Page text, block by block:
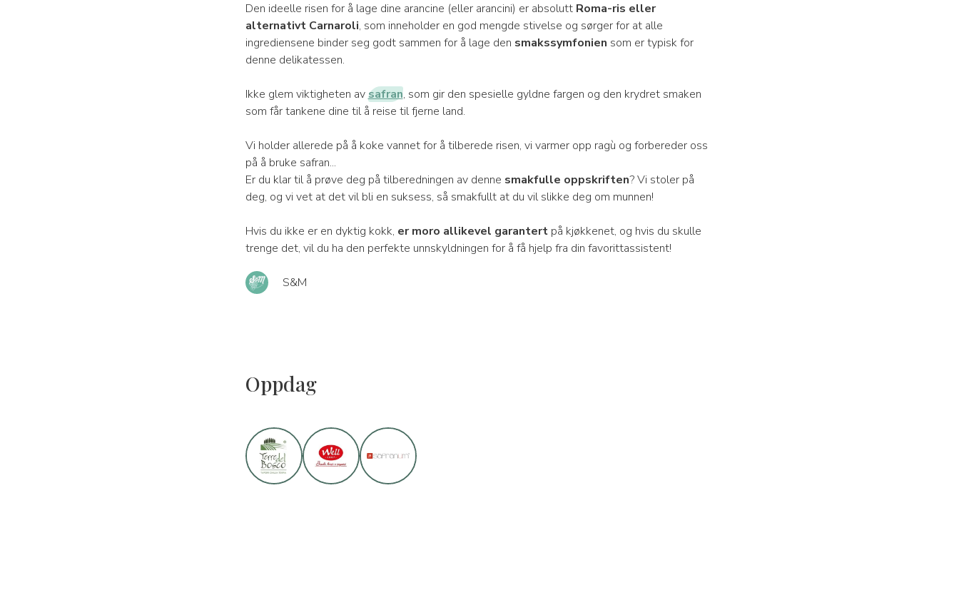
Den ideelle risen for å lage dine arancine (eller arancini) er absolutt Roma-ris eller
alternativt Carnaroli, som inneholder en god mengde stivelse og sørger for at alle
ingrediensene binder seg godt sammen for å lage den smakssymfonien som er typisk for
denne delikatessen.
Ikke glem viktigheten avsafran, som gir den spesielle gyldne fargen og den krydret smaken
som får tankene dine til å reise til fjerne land.
Vi holder allerede på å koke vannet for å tilberede risen, vi varmer opp ragù og forbereder oss
på å bruke safran...
Er du klar til å prøve deg på tilberedningen av denne smakfulle oppskriften? Vi stoler på
deg, og vi vet at det vil bli en suksess, så smakfullt at du vil slikke deg om munnen!
Hvis du ikke er en dyktig kokk, er moro allikevel garantertpå kjøkkenet, og hvis du skulle
trenge det, vil du ha den perfekte unnskyldningen for å få hjelp fra din favorittassistent!
S&M
Oppdag